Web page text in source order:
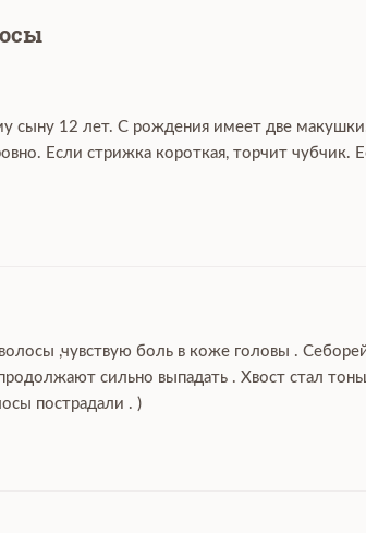
сыну 12 лет. С рождения имеет две
Если стрижка короткая, торчит чубчик.
,чувствую боль в коже головы .
сильно выпадать . Хвост стал
пострадали . )